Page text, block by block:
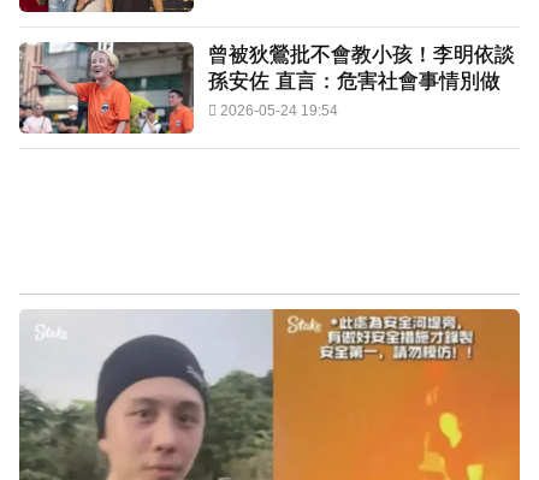
曾被狄鶯批不會教小孩！李明依談
孫安佐 直言：危害社會事情別做
2026-05-24 19:54